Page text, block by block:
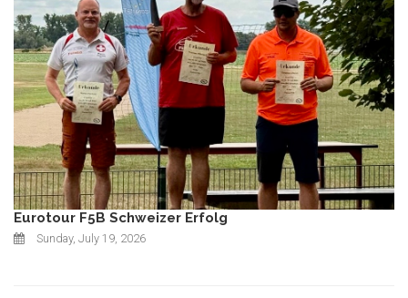
Eurotour F5B Schweizer Erfolg
Sunday, July 19, 2026